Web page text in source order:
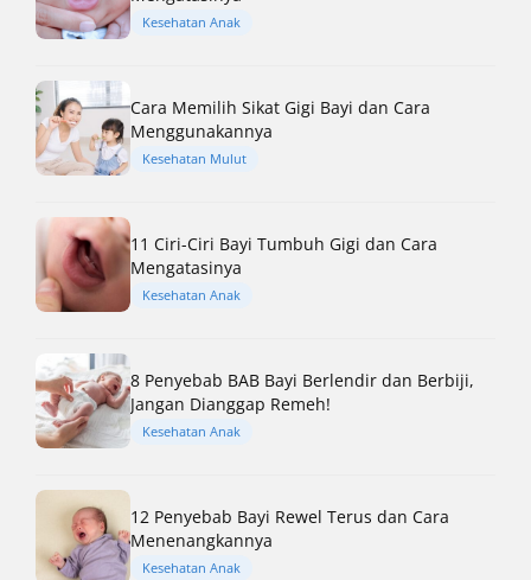
Kesehatan Anak
Cara Memilih Sikat Gigi Bayi dan Cara
Menggunakannya
Kesehatan Mulut
11 Ciri-Ciri Bayi Tumbuh Gigi dan Cara
Mengatasinya
Kesehatan Anak
8 Penyebab BAB Bayi Berlendir dan Berbiji,
Jangan Dianggap Remeh!
Kesehatan Anak
12 Penyebab Bayi Rewel Terus dan Cara
Menenangkannya
Kesehatan Anak